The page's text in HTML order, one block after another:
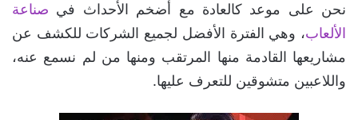
نحن على موعد كالعادة مع أضخم الأحداث في صناعة
الألعاب، وهي الفترة الأفضل لجميع الشركات للكشف عن
مشاريعها القادمة منها المرتقب ومنها من لم نسمع عنه،
واللاعبين متشوقين للتعرف عليها.